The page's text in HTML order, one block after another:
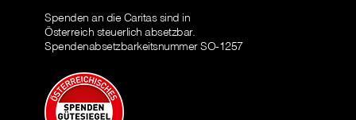
Spenden an die Caritas sind in
Österreich steuerlich absetzbar.
Spendenabsetzbarkeitsnummer SO-1257